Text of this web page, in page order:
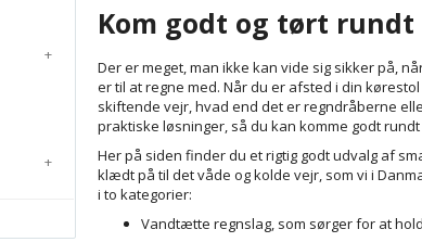
Kom godt og tørt
Der er meget, man ikke kan vide sig sikker på,
er til at regne med. Når du er afsted i din kørestol
skiftende vejr, hvad end det er regndråberne
praktiske løsninger, så du kan komme godt rundt
Her på siden finder du et rigtig godt udvalg af
klædt på til det våde og kolde vejr, som vi i
i to kategorier:
Vandtætte regnslag, som sørger for at
+
+